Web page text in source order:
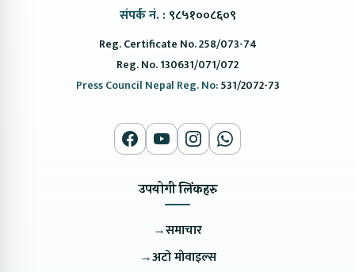
संपर्क नं. : ९८५१००८६०९
Reg. Certificate No. 258/073-74
Reg. No. 130631/071/072
Press Council Nepal Reg. No:531/2072-73
उपयोगी लिंकहरु
→समाचार
→अटो मोवाइल्स